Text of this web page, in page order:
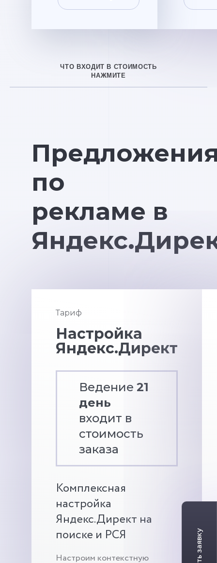
ЧТО ВХОДИТ В СТОИМОСТЬ
НАЖМИТЕ
по
рекламе в
Тариф
Настройка
Яндекс.Директ
Ведение 21
день
входит в
стоимость
заказа
Комплексная
настройка
Яндекс.Директ на
поиске и РСЯ
Настроим контекстную